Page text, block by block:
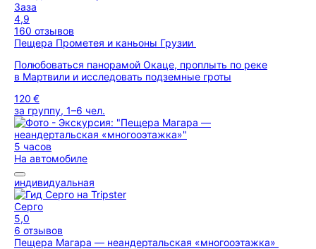
Заза
4,9
160 отзывов
Пещера Прометея и каньоны Грузии
Полюбоваться панорамой Окаце, проплыть по реке
в Мартвили и исследовать подземные гроты
120 €
за группу, 1–6 чел.
5 часов
На автомобиле
индивидуальная
Серго
5,0
6 отзывов
Пещера Магара — неандертальская «многооэтажка»